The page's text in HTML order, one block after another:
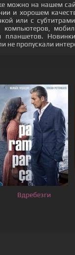
можно на нашем
и хорошем
или с
не пропускали
Вдребезги